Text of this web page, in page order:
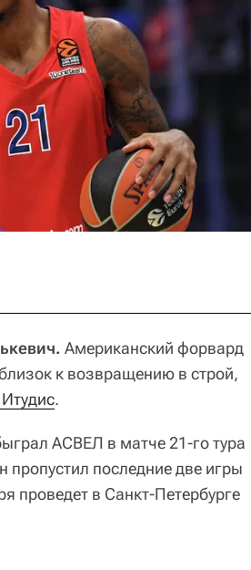
Американский форвард
к возвращению в строй,
.
АСВЕЛ в матче 21-го тура
пропустил последние две игры
проведет в Санкт-Петербурге